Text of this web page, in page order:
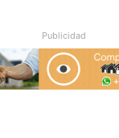
Publicidad